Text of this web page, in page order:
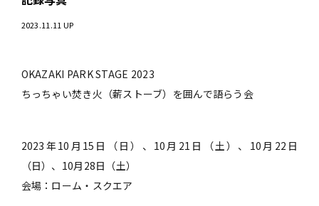
2023.11.11 UP
OKAZAKI PARK STAGE 2023
ちっちゃい焚き火（薪ストーブ）を囲んで語らう会
2023年10月15日（日）、10月21日（土）、10月22日
（日）、10月28日（土）
会場：ローム・スクエア